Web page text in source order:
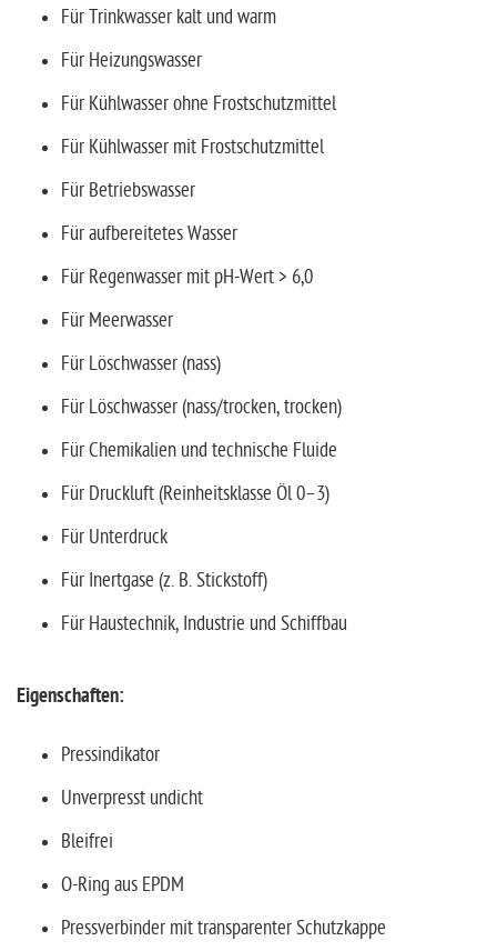
Für Trinkwasser kalt und warm
Für Heizungswasser
Für Kühlwasser ohne Frostschutzmittel
Für Kühlwasser mit Frostschutzmittel
Für Betriebswasser
Für aufbereitetes Wasser
Für Regenwasser mit pH-Wert > 6,0
Für Meerwasser
Für Löschwasser (nass)
Für Löschwasser (nass/trocken, trocken)
Für Chemikalien und technische Fluide
Für Druckluft (Reinheitsklasse Öl 0–3)
Für Unterdruck
Für Inertgase (z. B. Stickstoff)
Für Haustechnik, Industrie und Schiffbau
Eigenschaften:
Pressindikator
Unverpresst undicht
Bleifrei
O-Ring aus EPDM
Pressverbinder mit transparenter Schutzkappe